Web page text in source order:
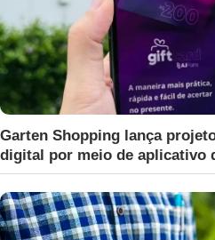
Garten Shopping lança
digital por meio de aplicativo